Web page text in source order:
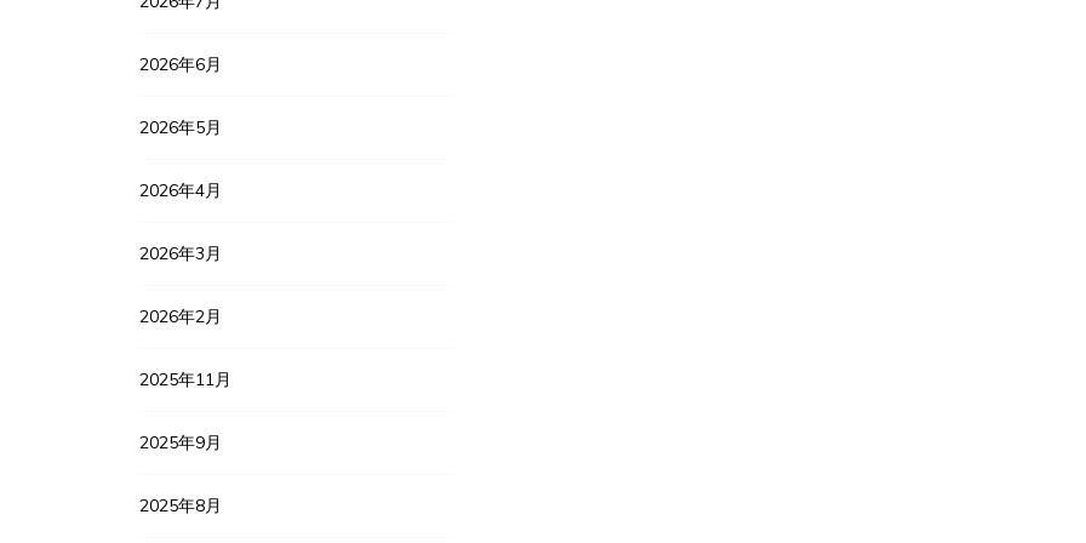
2026年6月
2026年5月
2026年4月
2026年3月
2026年2月
2025年11月
2025年9月
2025年8月